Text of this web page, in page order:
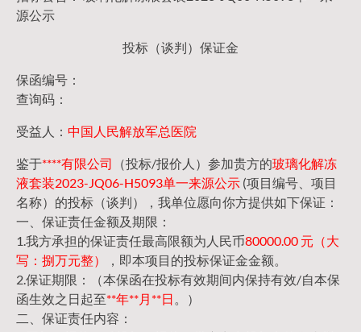
源公示
投标（谈判）保证金
保函编号：
查询码：
受益人： 中国人民解放军总医院
鉴于****有限公司 （投标/报价人）参加贵方的玻璃化解冻
液套装2023-JQ06-H5093单一来源公示 (项目编号、项目
名称）的投标（谈判），我单位愿向你方提供如下保证：
一、保证责任金额及期限：
1.我方承担的保证责任最高限额为人民币80000.00 元（大
写：捌万元整）
，即本项目的投标保证金金额。
2.保证期限：（本保函在投标有效期间内保持有效/自本保
函生效之日起至**年**月**日 。）
二、保证责任内容：